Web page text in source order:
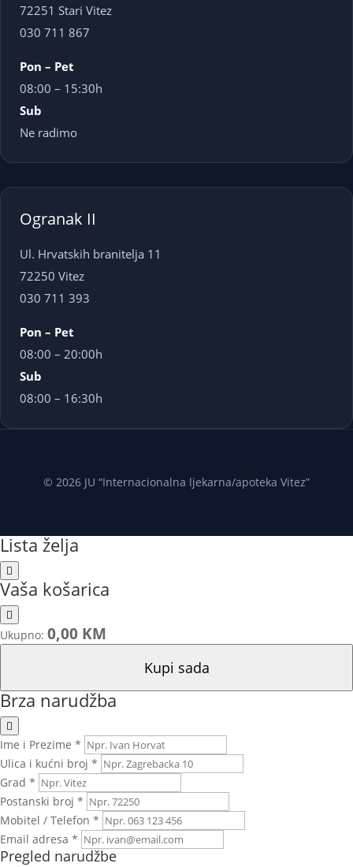
72251 Stari Vitez
030 711 867
Pon – Pet
08:00 – 15:30h
Sub
Ne radimo
Ogranak II
Ul. Hrvatskih branitelja 11
72250 Vitez
030 711 393
Pon – Pet
08:00 – 20:00h
Sub
08:00 – 16:30h
© 2026 JU “Internacionalna ljekarna/apoteka Vitez”
Lista želja
Vaša košarica
Ukupno: 0,00 KM
Kupi sada
Brza narudžba
Ime i Prezime *
Ulica i kućni broj *
Grad *
Postanski broj *
Mobitel / Telefon *
Email adresa *
Pregled narudžbe